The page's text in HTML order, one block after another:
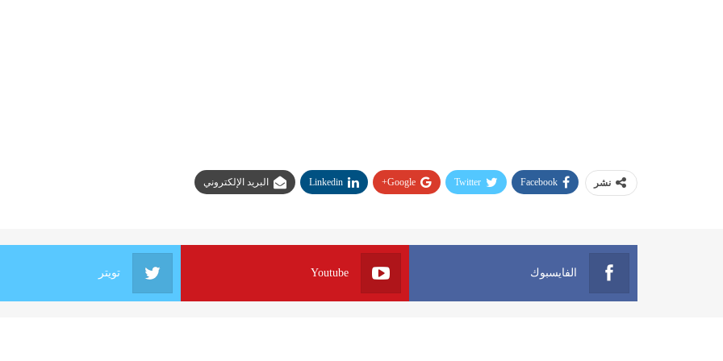
نشر Facebook
Twitter
Google+
Linkedin البريد الإلكتروني
الفايسبوك Youtube تويتر